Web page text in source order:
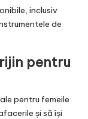
inclusiv
de
pentru
pentru femeile
și să își